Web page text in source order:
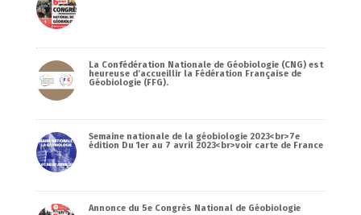
La Confédération Nationale de Géobiologie (CNG) est
heureuse d’accueillir la Fédération Française de
Géobiologie (FFG).
Semaine nationale de la géobiologie 2023<br>7e
édition Du 1er au 7 avril 2023<br>voir carte de France
Annonce du 5e Congrès National de Géobiologie